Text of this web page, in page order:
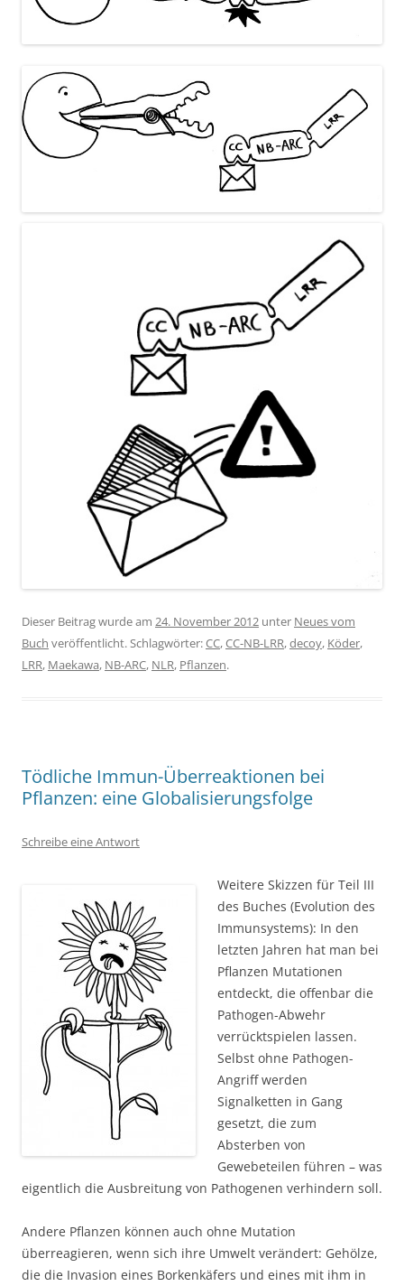
Dieser Beitrag wurde am 24. November 2012 unter Neues vom
Buch veröffentlicht. Schlagwörter:CC,CC-NB-LRR,decoy, Köder,
LRR, Maekawa, NB-ARC, NLR, Pflanzen.
Tödliche Immun-Überreaktionen bei
Pflanzen: eine Globalisierungsfolge
Schreibe eine Antwort
Weitere Skizzen für Teil III
des Buches (Evolution des
Immunsystems): In den
letzten Jahren hat man bei
Pflanzen Mutationen
entdeckt, die offenbar die
Pathogen-Abwehr
verrücktspielen lassen.
Selbst ohne Pathogen-
Angriff werden
Signalketten in Gang
gesetzt, die zum
Absterben von
Gewebeteilen führen – was
eigentlich die Ausbreitung von Pathogenen verhindern soll.
Andere Pflanzen können auch ohne Mutation
überreagieren, wenn sich ihre Umwelt verändert: Gehölze,
die die Invasion eines Borkenkäfers und eines mit ihm in